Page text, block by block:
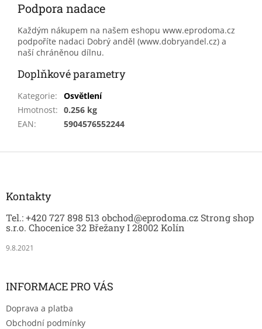
Podpora nadace
Každým nákupem na našem eshopu www.eprodoma.cz
podpoříte nadaci Dobrý anděl (www.dobryandel.cz) a
naší chráněnou dílnu.
Doplňkové parametry
Kategorie:
Osvětlení
Hmotnost: 0.256 kg
EAN: 5904576552244
Z
Kontakty
Tel.: +420 727 898 513 obchod@eprodoma.cz Strong shop
s.r.o. Chocenice 32 Břežany I 28002 Kolín
9.8.2021
INFORMACE PRO VÁS
Doprava a platba
Obchodní podmínky